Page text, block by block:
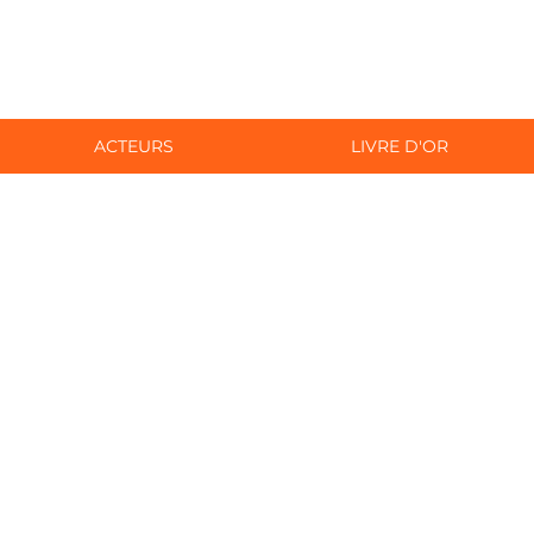
ACTEURS LIVRE D'OR